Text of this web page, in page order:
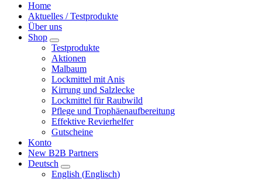
Home
Aktuelles / Testprodukte
Über uns
Shop
Testprodukte
Aktionen
Malbaum
Lockmittel mit Anis
Kirrung und Salzlecke
Lockmittel für Raubwild
Pflege und Trophäenaufbereitung
Effektive Revierhelfer
Gutscheine
Konto
New B2B Partners
Deutsch
English (Englisch)